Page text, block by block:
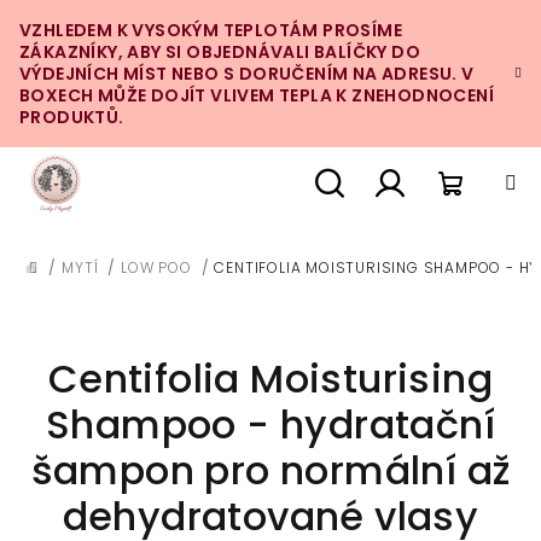
na
obsah
VZHLEDEM K VYSOKÝM TEPLOTÁM PROSÍME
ZÁKAZNÍKY, ABY SI OBJEDNÁVALI BALÍČKY DO
VÝDEJNÍCH MÍST NEBO S DORUČENÍM NA ADRESU. V
BOXECH MŮŽE DOJÍT VLIVEM TEPLA K ZNEHODNOCENÍ
PRODUKTŮ.
DOMŮ
/ MYTÍ / LOW POO / CENTIFOLIA MOISTURISING SHAMPOO -
Centifolia Moisturising
Shampoo - hydratační
šampon pro normální až
dehydratované vlasy